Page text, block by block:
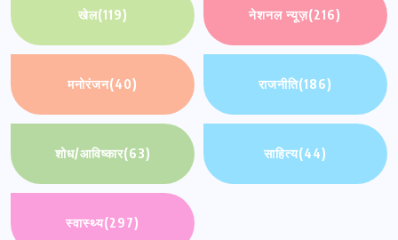
खेल(119) नेशनल न्यूज़(216)
मनोरंजन(40) राजनीति(186)
शोध/आविष्कार(63) साहित्य(44)
स्वास्थ्य(297)